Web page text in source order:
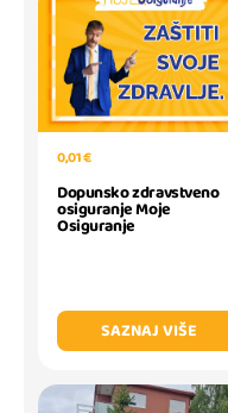
0,01 €
Dopunsko zdravstveno
osiguranje Moje
Osiguranje
SAZNAJ VIŠE